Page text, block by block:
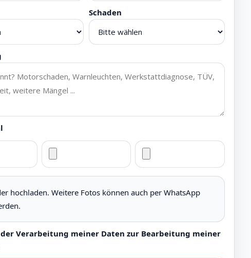
Schaden
hochladen. Weitere Fotos können auch per WhatsApp
Verarbeitung meiner Daten zur Bearbeitung meiner